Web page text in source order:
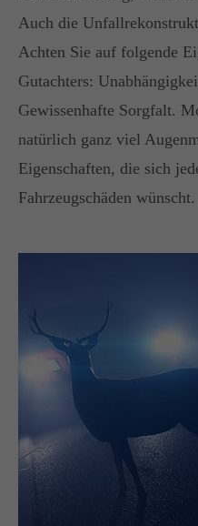
Auch die
Achten Sie auf folgende
Gutachters:
Gewissenhafte Sorgfalt.
natürlich ganz viel
Eigenschaften, die sich
Fahrzeugschäden